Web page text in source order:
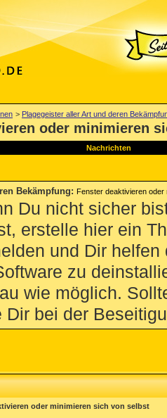
> Plagegeister aller Art und deren
oder minimieren
Nachrichten
Bekämpfung: Fenster deaktivieren oder
Du nicht sicher
erstelle hier ein
und Dir
zu
wie möglich.
Dir bei der
oder minimieren sich von selbst